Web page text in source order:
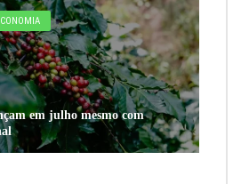
em julho mesmo com